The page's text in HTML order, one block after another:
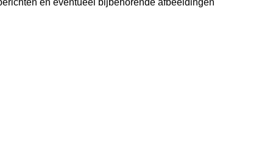
en eventueel bijbehorende afbeeldingen